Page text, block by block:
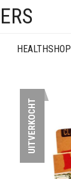
HEALTHSHOP
UITVERKOCHT